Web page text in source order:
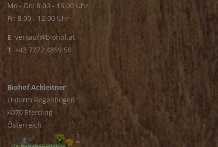
Mo - Do: 8.00 - 16.00 Uhr
Fr: 8.00 - 12.00 Uhr
E. verkauf@biohof.at
T. +43 7272 4859 50
Biohof Achleitner
Unterm Regenbogen 1
4070 Eferding
Österreich